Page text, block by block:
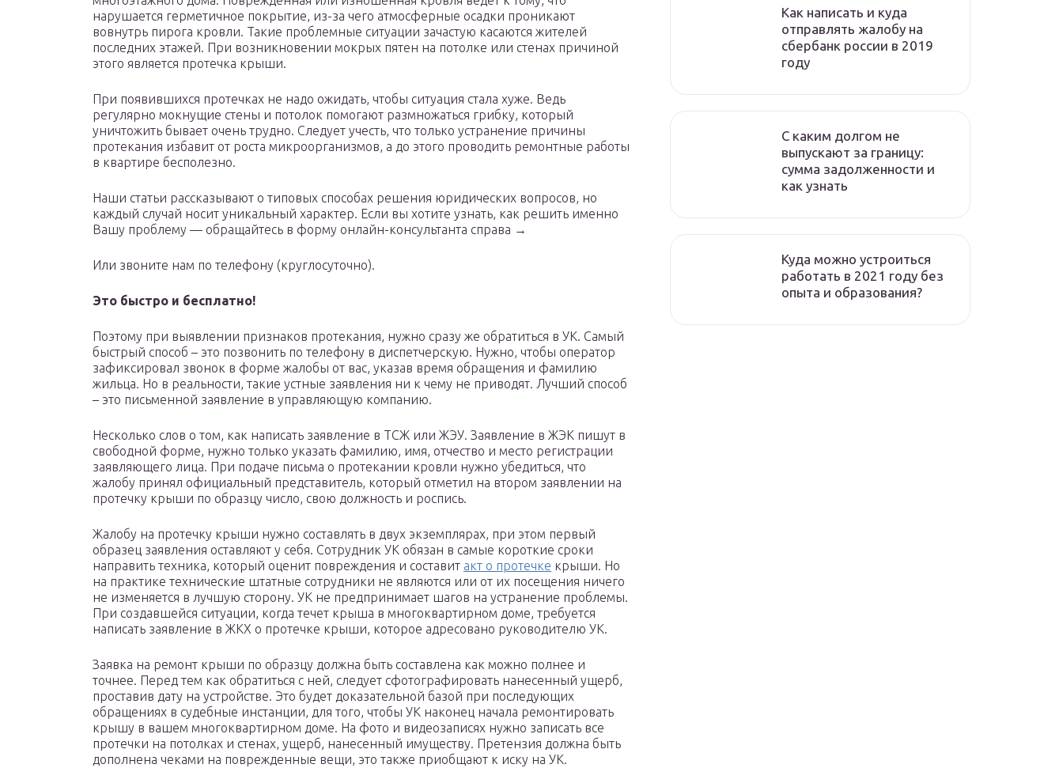
нарушается герметичное покрытие, из-за чего атмосферные осадки проникают
вовнутрь пирога кровли. Такие проблемные ситуации зачастую касаются жителей
последних этажей. При возникновении мокрых пятен на потолке или стенах причиной
этого является протечка крыши.
При появившихся протечках не надо ожидать, чтобы ситуация стала хуже. Ведь
регулярно мокнущие стены и потолок помогают размножаться грибку, который
уничтожить бывает очень трудно. Следует учесть, что только устранение причины
протекания избавит от роста микроорганизмов, а до этого проводить ремонтные работы
в квартире бесполезно.
Наши статьи рассказывают о типовых способах решения юридических вопросов, но
каждый случай носит уникальный характер. Если вы хотите узнать, как решить именно
Вашу проблему — обращайтесь в форму онлайн-консультанта справа →
Или звоните нам по телефону (круглосуточно).
Это быстро и бесплатно!
Поэтому при выявлении признаков протекания, нужно сразу же обратиться в УК. Самый
быстрый способ – это позвонить по телефону в диспетчерскую. Нужно, чтобы оператор
зафиксировал звонок в форме жалобы от вас, указав время обращения и фамилию
жильца. Но в реальности, такие устные заявления ни к чему не приводят. Лучший способ
– это письменной заявление в управляющую компанию.
Несколько слов о том, как написать заявление в ТСЖ или ЖЭУ. Заявление в ЖЭК пишут в
свободной форме, нужно только указать фамилию, имя, отчество и место регистрации
заявляющего лица. При подаче письма о протекании кровли нужно убедиться, что
жалобу принял официальный представитель, который отметил на втором заявлении на
протечку крыши по образцу число, свою должность и роспись.
Жалобу на протечку крыши нужно составлять в двух экземплярах, при этом первый
образец заявления оставляют у себя. Сотрудник УК обязан в самые короткие сроки
направить техника, который оценит повреждения и составит акт о протечке крыши. Но
на практике технические штатные сотрудники не являются или от их посещения ничего
не изменяется в лучшую сторону. УК не предпринимает шагов на устранение проблемы.
При создавшейся ситуации, когда течет крыша в многоквартирном доме, требуется
написать заявление в ЖКХ о протечке крыши, которое адресовано руководителю УК.
Заявка на ремонт крыши по образцу должна быть составлена как можно полнее и
точнее. Перед тем как обратиться с ней, следует сфотографировать нанесенный ущерб,
проставив дату на устройстве. Это будет доказательной базой при последующих
обращениях в судебные инстанции, для того, чтобы УК наконец начала ремонтировать
крышу в вашем многоквартирном доме. На фото и видеозаписях нужно записать все
протечки на потолках и стенах, ущерб, нанесенный имуществу. Претензия должна быть
дополнена чеками на поврежденные вещи, это также приобщают к иску на УК.
Как написать и куда
отправлять жалобу на
сбербанк россии в 2019
году
C каким долгом не
выпускают за границу:
сумма задолженности и
как узнать
Куда можно устроиться
работать в 2021 году без
опыта и образования?